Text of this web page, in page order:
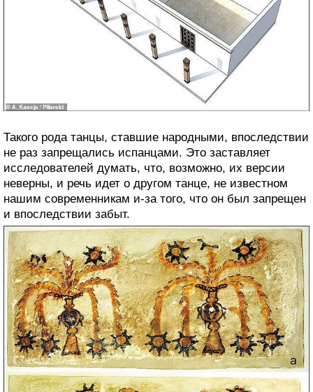
Такого рода танцы, ставшие народными, впоследствии
не раз запрещались испанцами. Это заставляет
исследователей думать, что, возможно, их версии
неверны, и речь идет о другом танце, не известном
нашим современникам и-за того, что он был запрещен
и впоследствии забыт.